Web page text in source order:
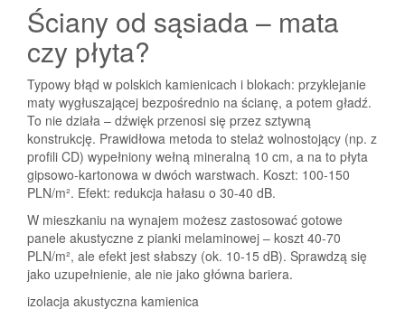
Ściany od sąsiada – mata
czy płyta?
Typowy błąd w polskich kamienicach i blokach: przyklejanie
maty wygłuszającej bezpośrednio na ścianę, a potem gładź.
To nie działa – dźwięk przenosi się przez sztywną
konstrukcję. Prawidłowa metoda to stelaż wolnostojący (np. z
profili CD) wypełniony wełną mineralną 10 cm, a na to płyta
gipsowo-kartonowa w dwóch warstwach. Koszt: 100-150
PLN/m². Efekt: redukcja hałasu o 30-40 dB.
W mieszkaniu na wynajem możesz zastosować gotowe
panele akustyczne z pianki melaminowej – koszt 40-70
PLN/m², ale efekt jest słabszy (ok. 10-15 dB). Sprawdzą się
jako uzupełnienie, ale nie jako główna bariera.
izolacja akustyczna kamienica